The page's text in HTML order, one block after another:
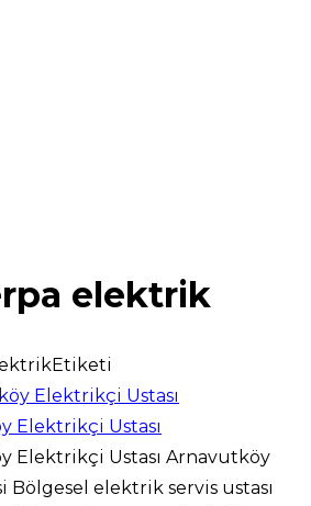
elektrik
Elektrikçi Ustası
Elektrikçi Ustası Arnavutköy
elektrik servis ustası